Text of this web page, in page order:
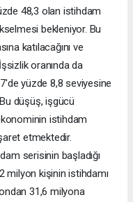
48,3 olan istihdam
bekleniyor. Bu
katılacağını ve
oranında da
yüzde 8,8 seviyesine
düşüş, işgücü
istihdam
etmektedir.
serisinin başladığı
milyon kişinin istihdamı
31,6 milyona